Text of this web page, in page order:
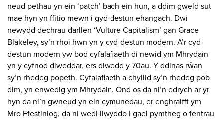
neud pethau yn ein ‘patch’ bach ein hun, a ddim gweld sut
mae hyn yn ffitio mewn i gyd-destun ehangach. Dwi
newydd dechrau darllen ‘Vulture Capitalism’ gan Grace
Blakeley, sy’n rhoi hwn yn y cyd-destun modern. A’r cyd-
destun modern yw bod cyfalafiaeth di newid ym Mhrydain
yn y cyfnod diweddar, ers diwedd y 70au. Y ddinas rŵan
sy’n rhedeg popeth. Cyfalafiaeth a chyllid sy’n rhedeg pob
dim, yn enwedig ym Mhrydain. Ond os da ni’n edrych ar yr
hyn da ni’n gwneud yn ein cymunedau, er enghraifft ym
Mro Ffestiniog, da ni wedi llwyddo i gael pymtheg o fentrau